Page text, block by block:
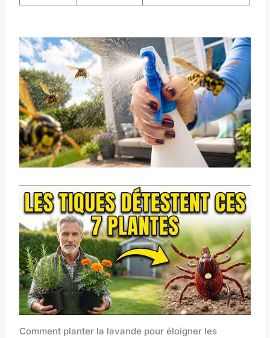
Comment planter la lavande pour éloigner les